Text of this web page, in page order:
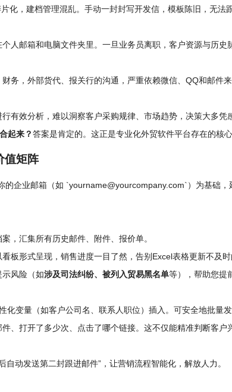
化，建档管理混乱。手动一封封写开发信，模板陈旧，无法
人邮箱和电脑文件夹里。一旦业务员离职，客户资源与历史
务，外部货代、报关行的沟通，严重依赖微信、QQ和邮件
有效分析，难以洞察客户采购规律、市场趋势，决策大多凭
起来？答案是肯定的。这正是专业化外贸软件平台存在的核心
值矩阵
的企业邮箱（如 `yourname@yourcompany.com`）为基础，
，汇集所有历史邮件、附件、报价单。
板形式呈现，销售进度一目了然，告别Excel表格更新不及时
示风险（如涉及司法纠纷、被列入贸易黑名单等），帮助您提
化变量（如客户公司名、联系人职位）插入。可安全地批量发
、打开了多少次、点击了哪个链接。这不仅能精准判断客户
动发送第二封跟进邮件”，让营销流程智能化，解放人力。